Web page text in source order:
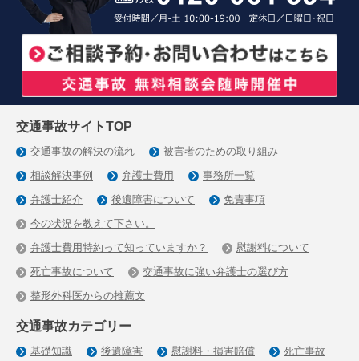
交通事故サイトTOP
交通事故の解決の流れ
被害者のための取り組み
相談解決事例
弁護士費用
事務所一覧
弁護士紹介
後遺障害について
免責事項
今の状況を教えて下さい。
弁護士費用特約って知っていますか？
慰謝料について
死亡事故について
交通事故に強い弁護士の選び方
整形外科医からの推薦文
交通事故カテゴリー
基礎知識 後遺障害 慰謝料・損害賠償 死亡事故